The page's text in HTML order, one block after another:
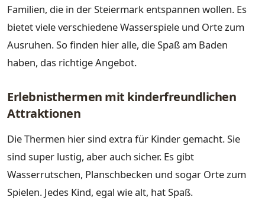
Familien, die in der Steiermark entspannen wollen. Es
bietet viele verschiedene Wasserspiele und Orte zum
Ausruhen. So finden hier alle, die Spaß am Baden
haben, das richtige Angebot.
Erlebnisthermen mit kinderfreundlichen
Attraktionen
Die Thermen hier sind extra für Kinder gemacht. Sie
sind super lustig, aber auch sicher. Es gibt
Wasserrutschen, Planschbecken und sogar Orte zum
Spielen. Jedes Kind, egal wie alt, hat Spaß.